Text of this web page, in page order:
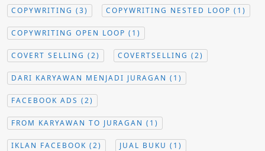
COPYWRITING (3) COPYWRITING NESTED LOOP (1)
COPYWRITING OPEN LOOP (1)
COVERT SELLING (2) COVERTSELLING (2)
DARI KARYAWAN MENJADI JURAGAN (1)
FACEBOOK ADS (2)
FROM KARYAWAN TO JURAGAN (1)
IKLAN FACEBOOK (2) JUAL BUKU (1)